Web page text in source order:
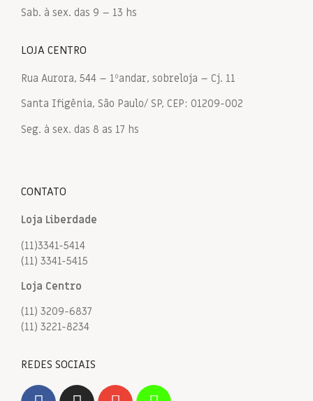
Sab. à sex. das 9 – 13 hs
LOJA CENTRO
Rua Aurora, 544 – 1ºandar, sobreloja – Cj. 11
Santa Ifigênia, São Paulo/ SP, CEP: 01209-002
Seg. à sex. das 8 as 17 hs
CONTATO
Loja Liberdade
(11)3341-5414
(11) 3341-5415
Loja Centro
(11) 3209-6837
(11) 3221-8234
REDES SOCIAIS